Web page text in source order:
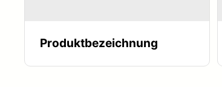
Produktbezeichnung